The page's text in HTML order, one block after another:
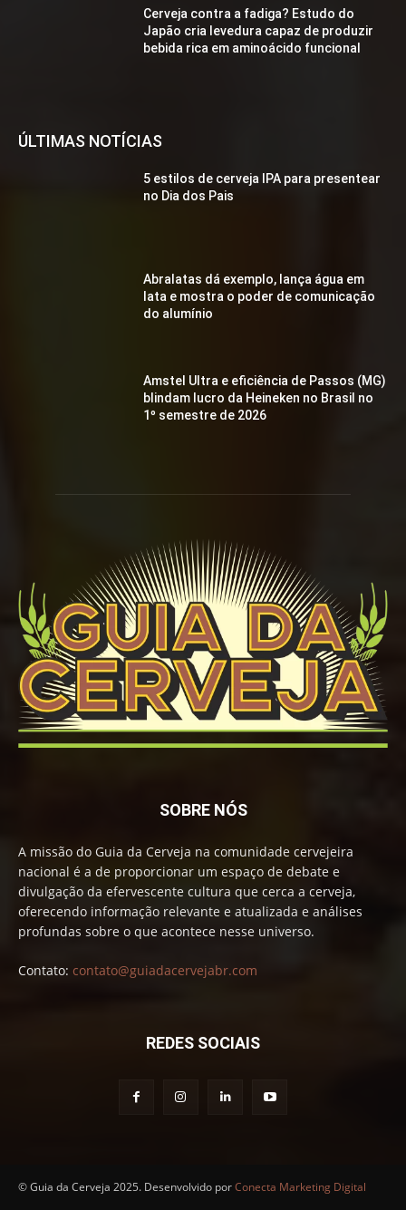
Cerveja contra a fadiga? Estudo do
Japão cria levedura capaz de produzir
bebida rica em aminoácido funcional
ÚLTIMAS NOTÍCIAS
5 estilos de cerveja IPA para presentear
no Dia dos Pais
Abralatas dá exemplo, lança água em
lata e mostra o poder de comunicação
do alumínio
Amstel Ultra e eficiência de Passos (MG)
blindam lucro da Heineken no Brasil no
1º semestre de 2026
SOBRE NÓS
A missão do Guia da Cerveja na comunidade cervejeira
nacional é a de proporcionar um espaço de debate e
divulgação da efervescente cultura que cerca a cerveja,
oferecendo informação relevante e atualizada e análises
profundas sobre o que acontece nesse universo.
Contato: contato@guiadacervejabr.com
REDES SOCIAIS
© Guia da Cerveja 2025. Desenvolvido porConecta Marketing Digital